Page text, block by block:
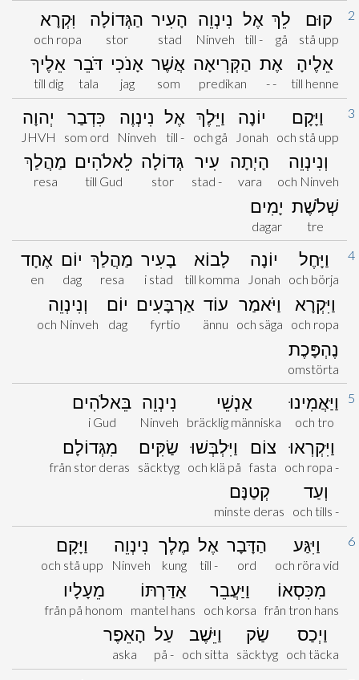
2
קוּם
stå upp
לֵךְ
gå
אֶל
till -
נִינְוֵה
Ninveh
הָעִיר
stad
הַגְּדוֹלָה
stor
וִּקְרָא
och ropa
אֵלֶיהָ
till henne
אֶת
- -
הַקְּרִיאָה
predikan
אֲשֶׁר
som
אָנֹכִי
jag
דֹּבֵר
tala
אֵלֶיךָ
till dig
3
וַיָּקָם
och stå upp
יוֹנָה
Jonah
וַיֵּלֶךְ
och gå
אֶל
till -
נִינְוֶה
Ninveh
כִּדְבַר
som ord
יְהוָה
JHVH
וְנִינְוֵה
och Ninveh
הָיְתָה
vara
עִיר
stad -
גְּדוֹלָה
stor
לֵאלֹהִים
till Gud
מַהֲלַךְ
resa
שְׁלֹשֶׁת
tre
יָמִים
dagar
4
וַיָּחֶל
och börja
יוֹנָה
Jonah
לָבוֹא
till komma
בָעִיר
i stad
מַהֲלַךְ
resa
יוֹם
dag
אֶחָד
en
וַיִּקְרָא
och ropa
וַיֹּאמַר
och säga
עוֹד
ännu
אַרְבָּעִים
fyrtio
יוֹם
dag
וְנִינְוֵה
och Ninveh
נֶהְפָּכֶת
omstörta
5
וַיַּאֲמִינוּ
och tro
אַנְשֵׁי
bräcklig människa
נִינְוֵה
Ninveh
בֵּאלֹהִים
i Gud
וַיִּקְרְאוּ
och ropa -
צוֹם
fasta
וַיִּלְבְּשׁוּ
och klä på
שַׂקִּים
säcktyg
מִגְּדוֹלָם
från stor deras
וְעַד
och tills -
קְטַנָּם
minste deras
6
וַיִּגַּע
och röra vid
הַדָּבָר
ord
אֶל
till -
מֶלֶך
kung
נִינְוֵה
Ninveh
וַיָּקָם
och stå upp
מִכִּסְאוֹ
från tron hans
וַיַּעֲבֵר
och korsa
אַדַּרְתּוֹ
mantel hans
מֵעָלָיו
från på honom
וַיְכַס
och täcka
שַׂק
säcktyg
וַיֵּשֶׁב
och sitta
עַל
på -
הָאֵפֶר
aska